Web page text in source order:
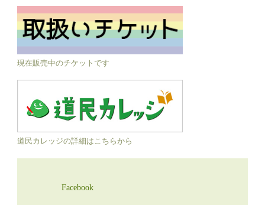
現在販売中のチケットです
道民カレッジの詳細はこちらから
Facebook